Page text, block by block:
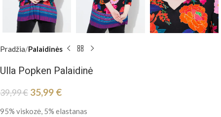
Pradžia Palaidinės
Ulla Popken Palaidinė
39,99€ 35,99 €
95% viskozė, 5% elastanas